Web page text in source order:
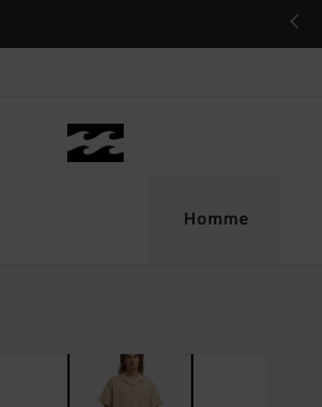
Homme